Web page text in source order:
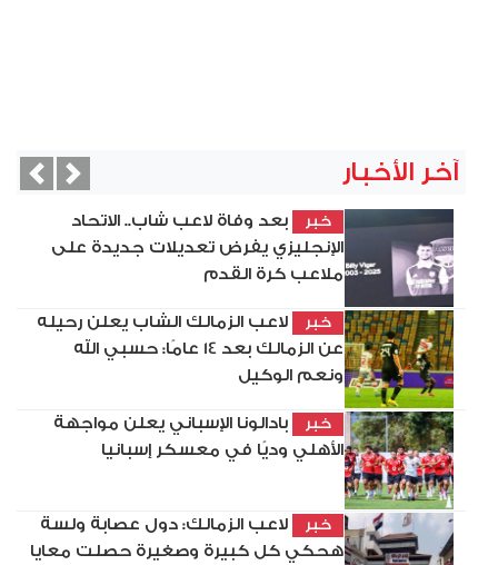
آخر الأخبار
خبر
بعد وفاة لاعب شاب.. الاتحاد
الإنجليزي يفرض تعديلات جديدة على
ملاعب كرة القدم
خبر
لاعب الزمالك الشاب يعلن رحيله
عن الزمالك بعد 14 عامًا: حسبي الله
ونعم الوكيل
خبر
بادالونا الإسباني يعلن مواجهة
الأهلي وديًا في معسكر إسبانيا
خبر
لاعب الزمالك: دول عصابة ولسة
هحكي كل كبيرة وصغيرة حصلت معايا
Next